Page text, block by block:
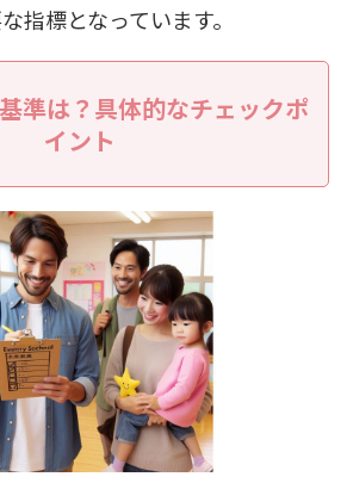
指標となっています。
準は？具体的なチェックポ
イント